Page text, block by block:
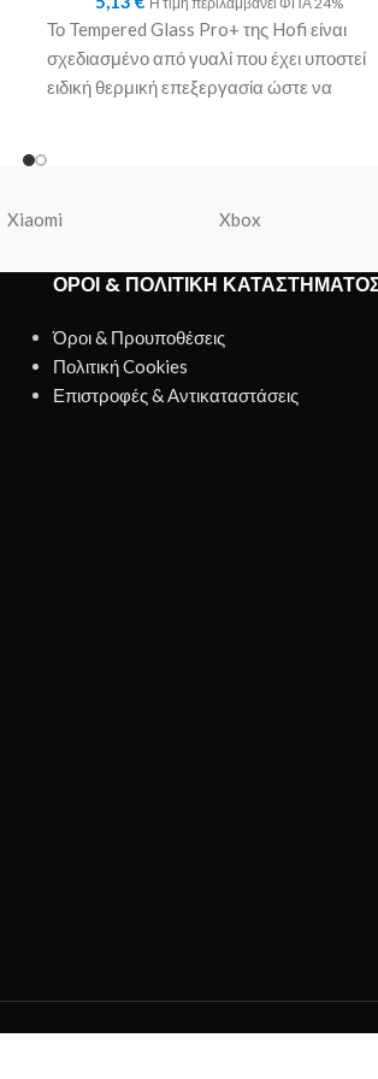
Το Tempered Glass Pro+ της Hofi είναι
σχεδιασμένο από γυαλί που έχει υποστεί
ειδική θερμική επεξεργασία ώστε να
Xiaomi Xbox
ΌΡΟΙ & ΠΟΛΙΤΙΚΉ
Όροι & Προυποθέσεις
Πολιτική Cookies
Επιστροφές & Αντικαταστάσεις